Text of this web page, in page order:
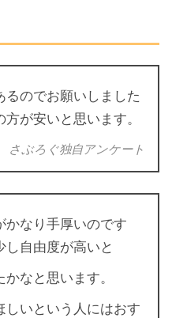
るのでお願いしました
が安いと思います。
さぶろぐ独自アンケート
かなり手厚いのです
し自由度が高いと
なと思います。
しいという人にはおす